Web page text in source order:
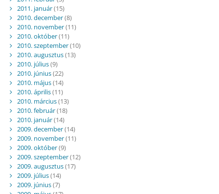
2011. január(15)
2010. december(8)
2010. november(11)
2010. október(11)
2010. szeptember(10)
2010. augusztus(13)
2010. július(9)
2010. június(22)
2010. május(14)
2010. április(11)
2010. március(13)
2010. február(18)
2010. január(14)
2009. december(14)
2009. november(11)
2009. október(9)
2009. szeptember(12)
2009. augusztus(17)
2009. július(14)
2009. június(7)